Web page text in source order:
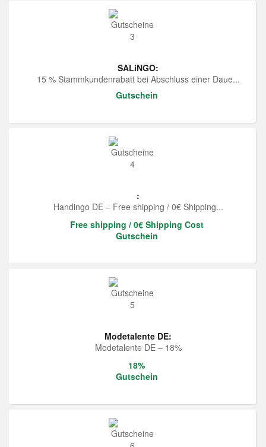
SALiNGO:
15 % Stammkundenrabatt bei Abschluss einer Daue...
Gutschein
:
Handingo DE – Free shipping / 0€ Shipping...
Free shipping / 0€ Shipping Cost
Gutschein
Modetalente DE:
Modetalente DE – 18%
18%
Gutschein